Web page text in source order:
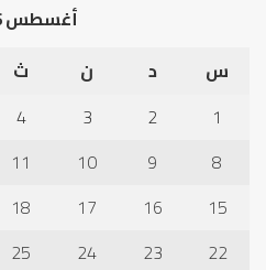
أغسطس 2026
س
د ن ث
1
2
3
4
8
9
10
11
15
16
17
18
22
23
24
25